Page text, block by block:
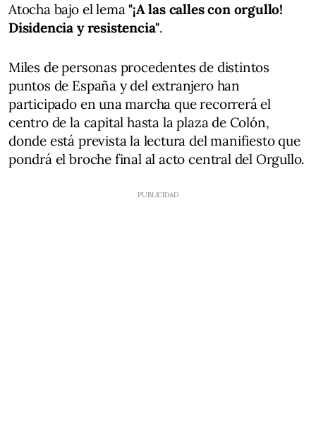
Atocha bajo el lema"¡A las calles con orgullo!
Disidencia y resistencia".
Miles de personas procedentes de distintos
puntos de España y del extranjero han
participado en una marcha que recorrerá el
centro de la capital hasta la plaza de Colón,
donde está prevista la lectura del manifiesto que
pondrá el broche final al acto central del Orgullo.